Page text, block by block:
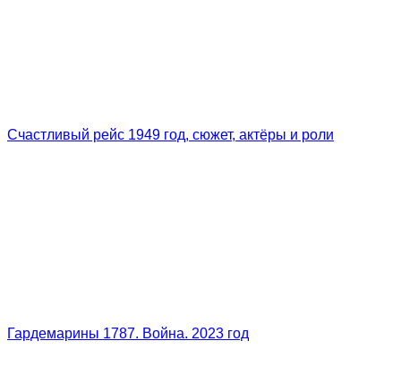
Счастливый рейс 1949 год, сюжет, актёры и роли
Гардемарины 1787. Война. 2023 год